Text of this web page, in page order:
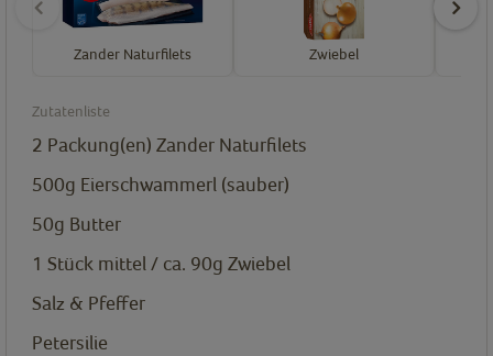
Zander Naturfilets Zwiebel
Zutatenliste
2 Packung(en) Zander Naturfilets
500g Eierschwammerl (sauber)
50g Butter
1 Stück mittel / ca. 90g Zwiebel
Salz & Pfeffer
Petersilie